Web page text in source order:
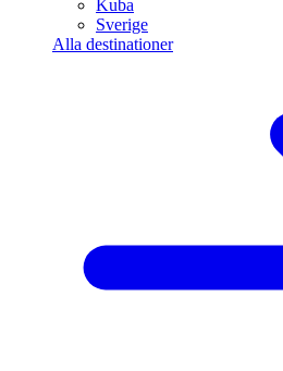
Kuba
Sverige
Alla destinationer